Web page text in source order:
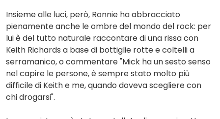
Insieme alle luci, però, Ronnie ha abbracciato
pienamente anche le ombre del mondo del rock: per
lui è del tutto naturale raccontare di una rissa con
Keith Richards a base di bottiglie rotte e coltelli a
serramanico, o commentare "Mick ha un sesto senso
nel capire le persone, è sempre stato molto più
difficile di Keith e me, quando doveva scegliere con
chi drogarsi".